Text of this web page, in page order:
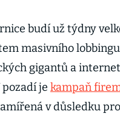
budí už týdny
masivního
gigantů a
je kampaň
v důsledku